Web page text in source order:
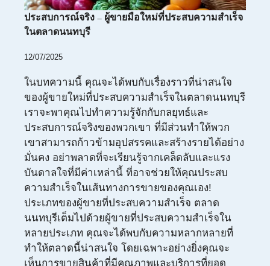
ประสบการณ์จริง – ผู้ขายมือใหม่ที่ประสบความสำเร็จ
ในตลาดนนทบุรี
12/07/2025
ในบทความนี้ คุณจะได้พบกับเรื่องราวที่น่าสนใจ
ของผู้ขายใหม่ที่ประสบความสำเร็จในตลาดนนทบุรี
เราจะพาคุณไปทำความรู้จักกับกลยุทธ์และ
ประสบการณ์จริงของพวกเขา ที่มีส่วนทำให้พวก
เขาสามารถก้าวข้ามอุปสรรคและสร้างรายได้อย่าง
มั่นคง อย่าพลาดที่จะเรียนรู้จากเคล็ดลับและแรง
บันดาลใจที่มีค่าเหล่านี้ ที่อาจช่วยให้คุณประสบ
ความสำเร็จในเส้นทางการขายของคุณเอง!
ประเภทของผู้ขายที่ประสบความสำเร็จ ตลาด
นนทบุรีเต็มไปด้วยผู้ขายที่ประสบความสำเร็จใน
หลายประเภท คุณจะได้พบกับความหลากหลายที่
ทำให้ตลาดนี้น่าสนใจ โดยเฉพาะอย่างยิ่งคุณจะ
เห็นการขายสินค้าที่มีคุณภาพและบริการที่ยอด